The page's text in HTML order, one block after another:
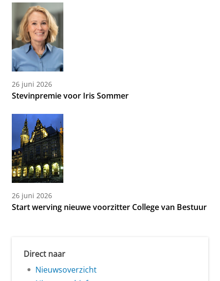
26 juni 2026
Stevinpremie voor Iris Sommer
26 juni 2026
Start werving nieuwe voorzitter College van Bestuur
Direct naar
Nieuwsoverzicht